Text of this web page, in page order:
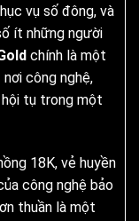
vụ số đông, và
ít những người
chính là một
công nghệ,
tụ trong một
18K, vẻ huyền
công nghệ bảo
thuần là một